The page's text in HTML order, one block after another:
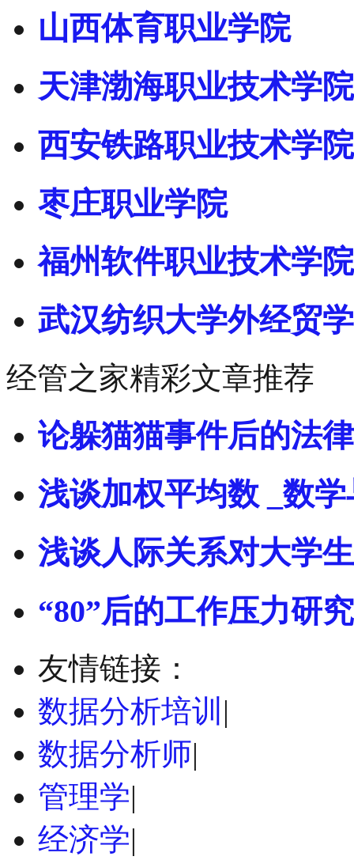
山西体育职业学院
天津渤海职业技术学院
西安铁路职业技术学院
枣庄职业学院
福州软件职业技术学院
武汉纺织大学外经贸
经管之家精彩文章推荐
论躲猫猫事件后的法
浅谈加权平均数 _数学
浅谈人际关系对大学
“80”后的工作压力研究
友情链接：
数据分析培训 |
数据分析师|
管理学|
经济学|